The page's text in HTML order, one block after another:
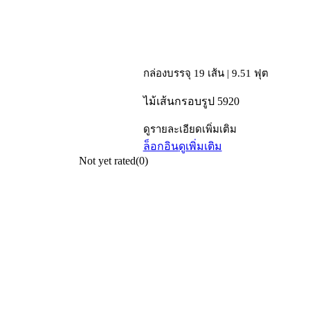
กล่องบรรจุ 19 เส้น | 9.51 ฟุต
ไม้เส้นกรอบรูป 5920
ดูรายละเอียดเพิ่มเติม
ล็อกอินดูเพิ่มเติม
Not yet rated(0)